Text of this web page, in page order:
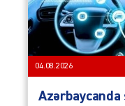
04.08.2026